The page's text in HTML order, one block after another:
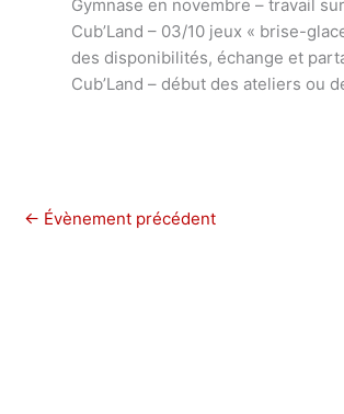
Gymnase en novembre – travail
Cub’Land – 03/10 jeux « brise-
des disponibilités, échange et
Cub’Land – début des ateliers ou
← Évènement précédent